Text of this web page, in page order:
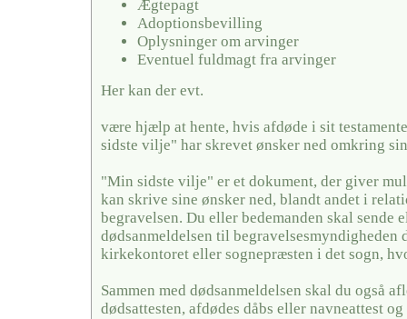
Ægtepagt
Adoptionsbevilling
Oplysninger om arvinger
Eventuel fuldmagt fra arvinger
Her kan der evt.
være hjælp at hente, hvis afdøde i sit
sidste vilje" har skrevet ønsker ned omkring
"Min sidste vilje" er et dokument, der giver
kan skrive sine ønsker ned, blandt andet i
begravelsen. Du eller bedemanden skal sende
dødsanmeldelsen til begravelsesmyndigheden
kirkekontoret eller sognepræsten i det sogn,
Sammen med dødsanmeldelsen skal du også
dødsattesten, afdødes dåbs eller navneattest og